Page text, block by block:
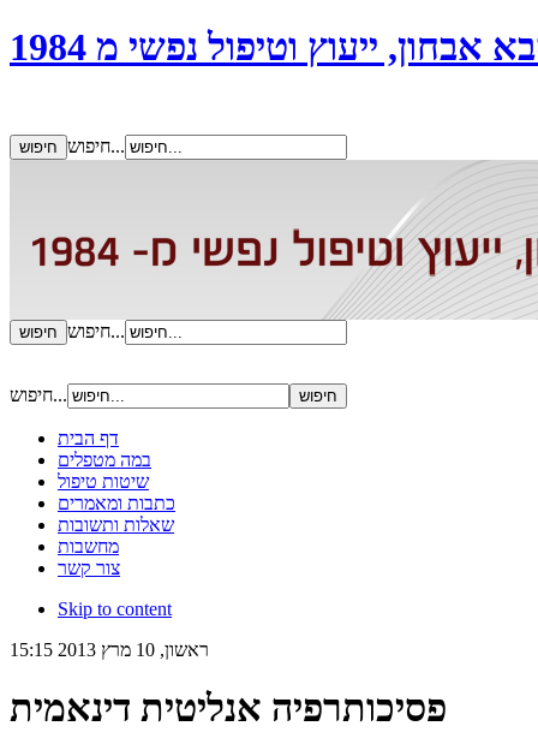
ייעוץ וטיפול נפשי מ 1984
חיפוש...
חיפוש...
חיפוש...
דף הבית
במה מטפלים
שיטות טיפול
כתבות ומאמרים
שאלות ותשובות
מחשבות
צור קשר
Skip to content
ראשון, 10 מרץ 2013 15:15
פסיכותרפיה אנליטית דינאמית